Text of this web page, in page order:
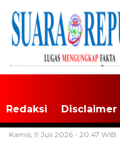
Redaksi Disclaimer
Kamis, 9 Juli 2026 - 20:47 WIB